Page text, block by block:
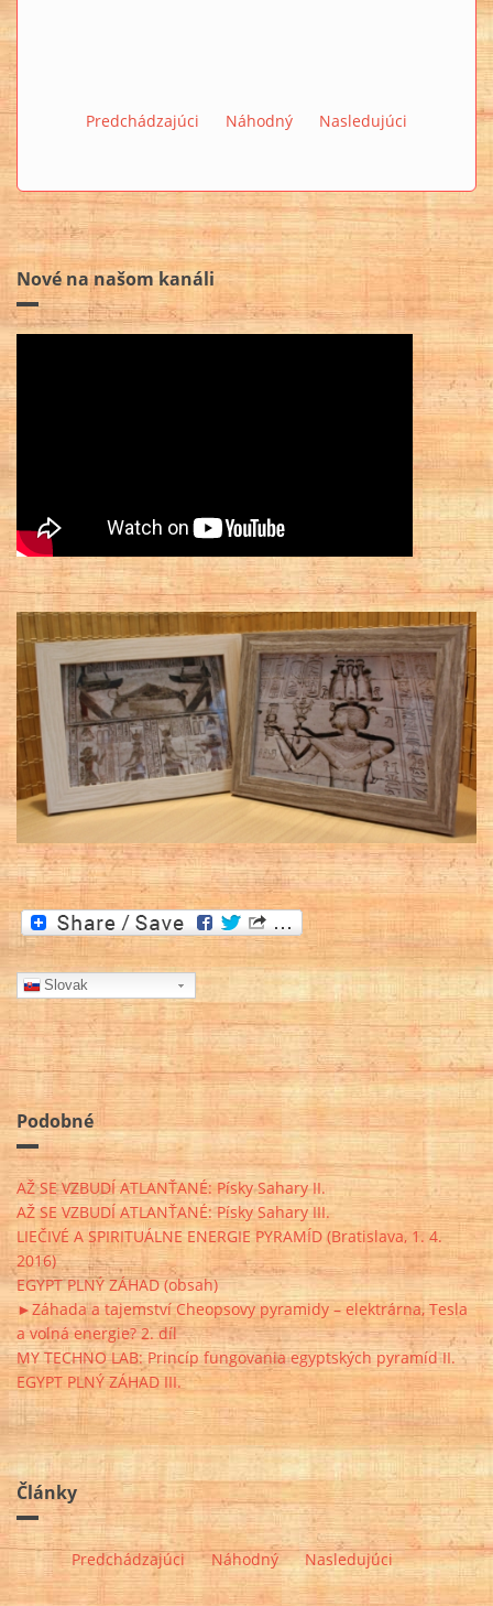
Predchádzajúci Náhodný Nasledujúci
Nové na našom kanáli
Slovak
Podobné
AŽ SE VZBUDÍ ATLANŤANÉ: Písky Sahary II.
AŽ SE VZBUDÍ ATLANŤANÉ: Písky Sahary III.
LIEČIVÉ A SPIRITUÁLNE ENERGIE PYRAMÍD (Bratislava, 1. 4.
2016)
EGYPT PLNÝ ZÁHAD (obsah)
►Záhada a tajemství Cheopsovy pyramidy – elektrárna, Tesla
a volná energie? 2. díl
MY TECHNO LAB: Princíp fungovania egyptských pyramíd II.
EGYPT PLNÝ ZÁHAD III.
Články
Predchádzajúci Náhodný Nasledujúci